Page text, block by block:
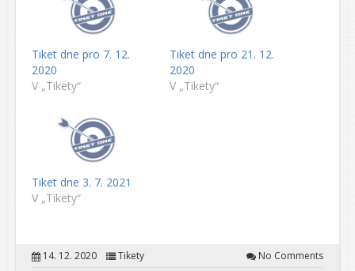
Tiket dne pro 7. 12.
2020
V „Tikety“
Tiket dne pro 21. 12.
2020
V „Tikety“
Tiket dne 3. 7. 2021
V „Tikety“
14. 12. 2020 Tikety
No Comments